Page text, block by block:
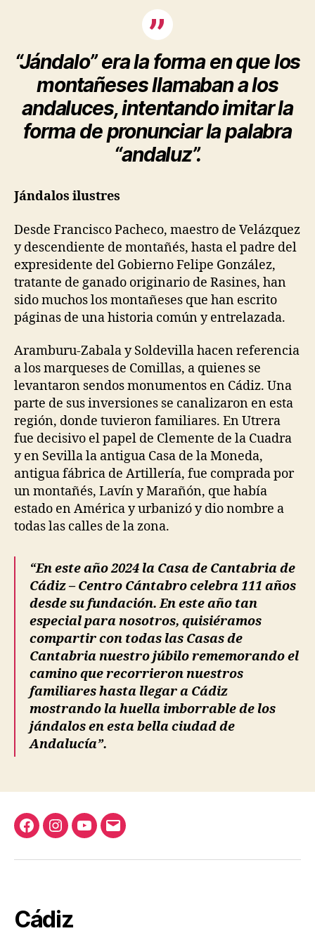
“Jándalo” era la forma en que los
montañeses llamaban a los
andaluces, intentando imitar la
forma de pronunciar la palabra
“andaluz”.
Jándalos ilustres
Desde Francisco Pacheco, maestro de Velázquez
y descendiente de montañés, hasta el padre del
expresidente del Gobierno Felipe González,
tratante de ganado originario de Rasines, han
sido muchos los montañeses que han escrito
páginas de una historia común y entrelazada.
Aramburu-Zabala y Soldevilla hacen referencia
a los marqueses de Comillas, a quienes se
levantaron sendos monumentos en Cádiz. Una
parte de sus inversiones se canalizaron en esta
región, donde tuvieron familiares. En Utrera
fue decisivo el papel de Clemente de la Cuadra
y en Sevilla la antigua Casa de la Moneda,
antigua fábrica de Artillería, fue comprada por
un montañés, Lavín y Marañón, que había
estado en América y urbanizó y dio nombre a
todas las calles de la zona.
“En este año 2024 la Casa de Cantabria de
Cádiz – Centro Cántabro celebra 111 años
desde su fundación. En este año tan
especial para nosotros, quisiéramos
compartir con todas las Casas de
Cantabria nuestro júbilo rememorando el
camino que recorrieron nuestros
familiares hasta llegar a Cádiz
mostrando la huella imborrable de los
jándalos en esta bella ciudad de
Andalucía”.
FacebookInstagram
YouTubeCorreo
Cádiz